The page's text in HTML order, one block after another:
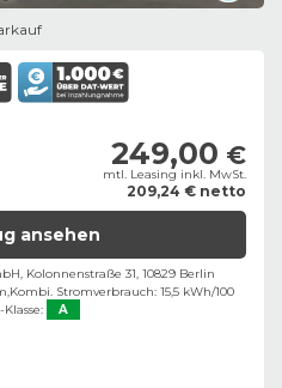
249,00 €
mtl. Leasing inkl. MwSt.
209,24 € netto
ansehen
Kolonnenstraße 31, 10829 Berlin
Kombi. Stromverbrauch: 15,5 kWh/100
Klasse: A